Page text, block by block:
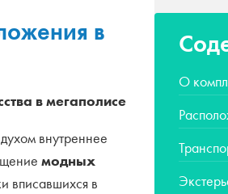
в
в мегаполисе
внутреннее
модных
вписавшихся в
О